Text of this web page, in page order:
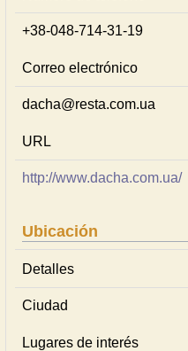
+38-048-714-31-19
Correo electrónico
dacha@resta.com.ua
URL
http://www.dacha.com.ua/
Ubicación
Detalles
Ciudad
Lugares de interés